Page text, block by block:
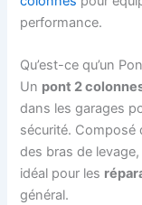
performance.
Qu’est-ce qu’un
Un pont 2
dans les garages
sécurité. Composé
des bras de
idéal pour les
général.